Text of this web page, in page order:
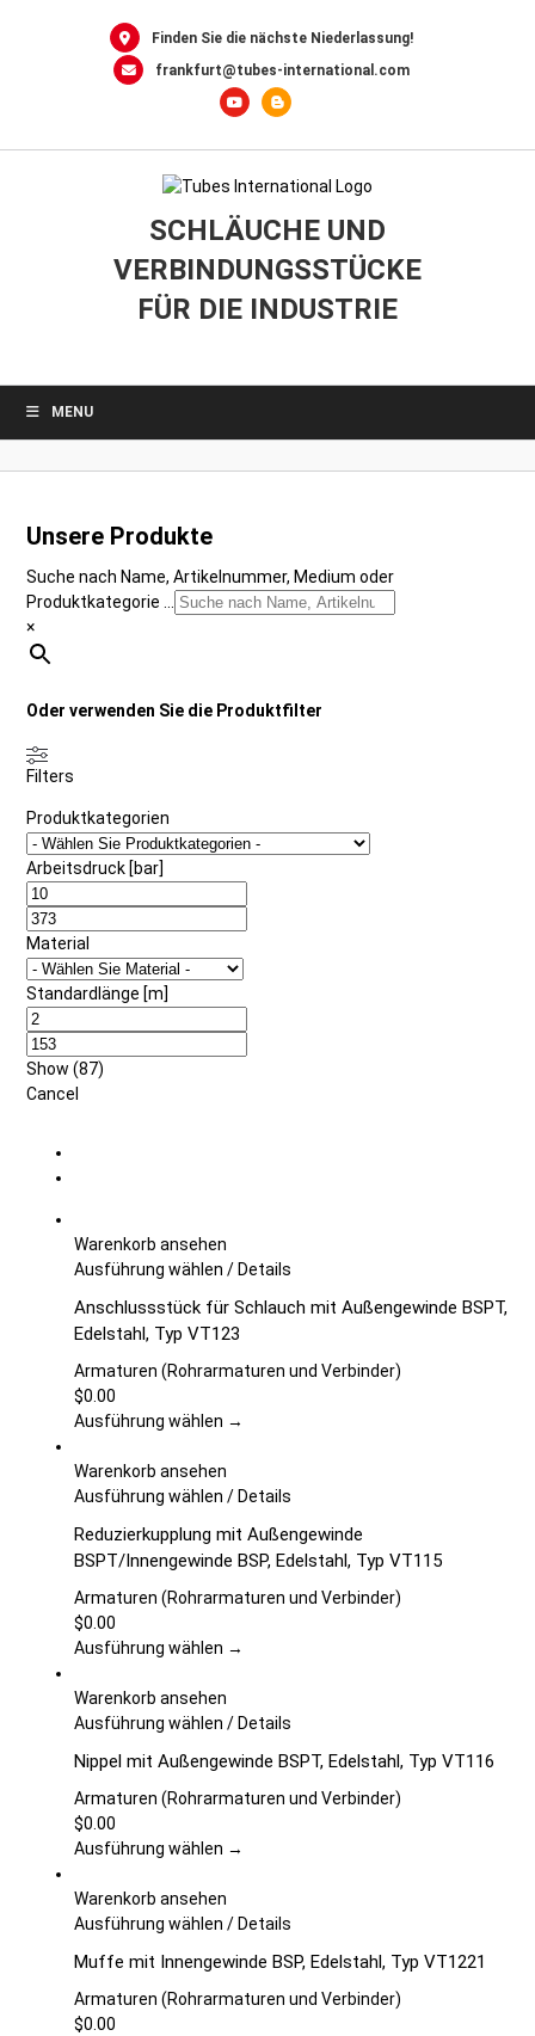
Finden Sie die nächste Niederlassung!
frankfurt@tubes-international.com
SCHLÄUCHE UND
VERBINDUNGSSTÜCKE
FÜR DIE INDUSTRIE
MENU
Unsere Produkte
Suche nach Name, Artikelnummer, Medium oder
Produktkategorie ...
×
Oder verwenden Sie die Produktfilter
Filters
Produktkategorien
Arbeitsdruck [bar]
Material
Standardlänge [m]
Show(87)
Cancel
Warenkorb ansehen
Ausführung wählen Dieses
weist
mehrere
Varianten
Die
auf
Produktseite
gewählt
werden
/Details
Anschlussstück für Schlauch mit Außengewinde BSPT,
Edelstahl, Typ VT123
Armaturen (Rohrarmaturen und Verbinder)
$0.00
Ausführung wählen →
Warenkorb ansehen
Ausführung wählen Dieses
weist
mehrere
Varianten
Die
auf
Produktseite
gewählt
/Details
Reduzierkupplung mit Außengewinde
BSPT/Innengewinde BSP, Edelstahl, Typ VT115
Armaturen (Rohrarmaturen und Verbinder)
$0.00
Ausführung wählen →
Warenkorb ansehen
Ausführung wählen Dieses
weist
mehrere
auf.
können
der
Produktseite
/Details
Nippel mit Außengewinde BSPT, Edelstahl, Typ VT116
Armaturen (Rohrarmaturen und Verbinder)
$0.00
Ausführung wählen →
Warenkorb ansehen
Ausführung wählen Dieses
weist
mehrere
/Details
Muffe mit Innengewinde BSP, Edelstahl, Typ VT1221
Armaturen (Rohrarmaturen und Verbinder)
$0.00